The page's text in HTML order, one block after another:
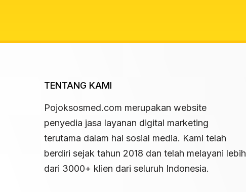
TENTANG KAMI
Pojoksosmed.com merupakan website
penyedia jasa layanan digital marketing
terutama dalam hal sosial media. Kami telah
berdiri sejak tahun 2018 dan telah melayani lebih
dari 3000+ klien dari seluruh Indonesia.